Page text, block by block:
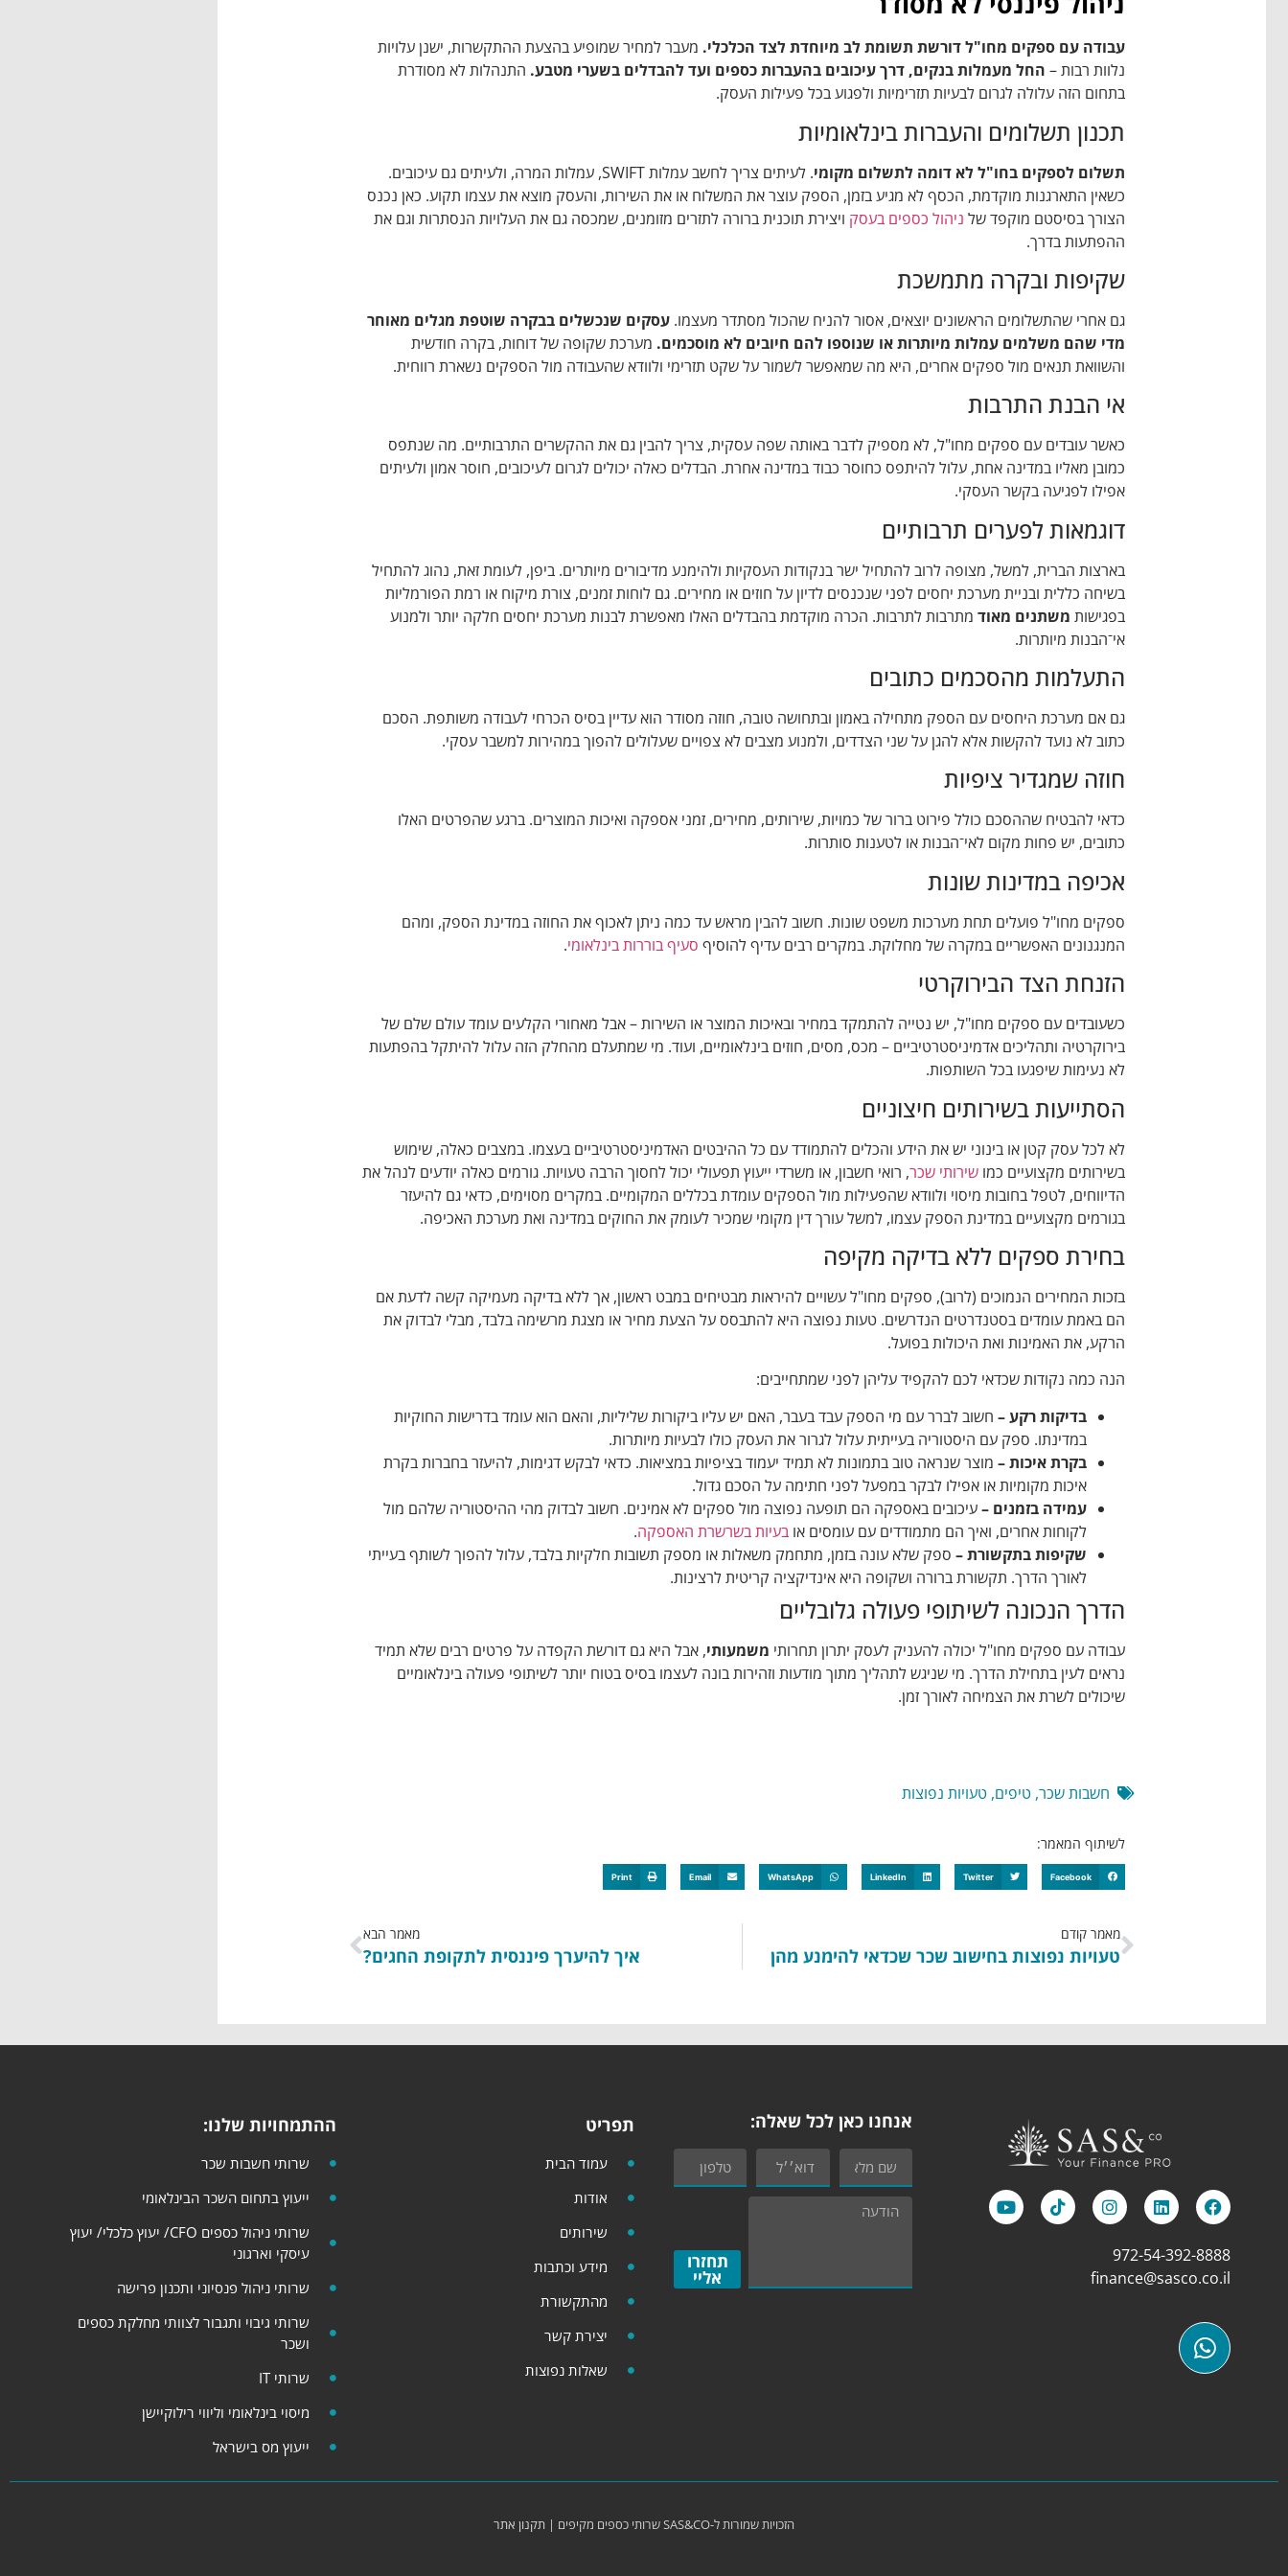
עבודה עם ספקים מחו"ל דורשת תשומת לב מיוחדת לצד הכלכלי. מעבר למחיר שמופיע בהצעת ההתקשרות, ישנן עלויות
נלוות רבות – החל מעמלות בנקים, דרך עיכובים בהעברות כספים ועד להבדלים בשערי מטבע. התנהלות לא מסודרת
בתחום הזה עלולה לגרום לבעיות תזרימיות ולפגוע בכל פעילות העסק.
תכנון תשלומים והעברות בינלאומיות
תשלום לספקים בחו"ל לא דומה לתשלום מקומי
. לעיתים צריך לחשב עמלות SWIFT, עמלות המרה, ולעיתים גם עיכובים.
כשאין התארגנות מוקדמת, הכסף לא מגיע בזמן, הספק עוצר את המשלוח או את השירות, והעסק מוצא את עצמו תקוע. כאן נכנס
הצורך בסיסטם מוקפד של ניהול כספים בעסק ויצירת תוכנית ברורה לתזרים מזומנים, שמכסה גם את העלויות הנסתרות וגם את
ההפתעות בדרך.
שקיפות ובקרה מתמשכת
גם אחרי שהתשלומים הראשונים יוצאים, אסור להניח שהכול מסתדר מעצמו. עסקים שנכשלים בבקרה שוטפת מגלים מאוחר
מדי שהם משלמים עמלות מיותרות או שנוספו להם חיובים לא מוסכמים. מערכת שקופה של דוחות, בקרה חודשית
והשוואת תנאים מול ספקים אחרים, היא מה שמאפשר לשמור על שקט תזרימי ולוודא שהעבודה מול הספקים נשארת רווחית.
אי הבנת התרבות
כאשר עובדים עם ספקים מחו"ל, לא מספיק לדבר באותה שפה עסקית, צריך להבין גם את ההקשרים התרבותיים. מה שנתפס
כמובן מאליו במדינה אחת, עלול להיתפס כחוסר כבוד במדינה אחרת. הבדלים כאלה יכולים לגרום לעיכובים, חוסר אמון ולעיתים
אפילו לפגיעה בקשר העסקי.
דוגמאות לפערים תרבותיים
בארצות הברית, למשל, מצופה לרוב להתחיל ישר בנקודות העסקיות ולהימנע מדיבורים מיותרים. ביפן, לעומת זאת, נהוג להתחיל
בשיחה כללית ובניית מערכת יחסים לפני שנכנסים לדיון על חוזים או מחירים. גם לוחות זמנים, צורת מיקוח או רמת הפורמליות
בפגישות משתנים מאודמתרבות לתרבות. הכרה מוקדמת בהבדלים האלו מאפשרת לבנות מערכת יחסים חלקה יותר ולמנוע
אי־הבנות מיותרות.
התעלמות מהסכמים כתובים
גם אם מערכת היחסים עם הספק מתחילה באמון ובתחושה טובה, חוזה מסודר הוא עדיין בסיס הכרחי לעבודה משותפת. הסכם
כתוב לא נועד להקשות אלא להגן על שני הצדדים, ולמנוע מצבים לא צפויים שעלולים להפוך במהירות למשבר עסקי.
חוזה שמגדיר ציפיות
כדאי להבטיח שההסכם כולל פירוט ברור של כמויות, שירותים, מחירים, זמני אספקה ואיכות המוצרים. ברגע שהפרטים האלו
כתובים, יש פחות מקום לאי־הבנות או לטענות סותרות.
אכיפה במדינות שונות
ספקים מחו"ל פועלים תחת מערכות משפט שונות. חשוב להבין מראש עד כמה ניתן לאכוף את החוזה במדינת הספק, ומהם
המנגנונים האפשריים במקרה של מחלוקת. במקרים רבים עדיף להוסיף סעיף בוררות בינלאומי.
הזנחת הצד הבירוקרטי
כשעובדים עם ספקים מחו"ל, יש נטייה להתמקד במחיר ובאיכות המוצר או השירות – אבל מאחורי הקלעים עומד עולם שלם של
בירוקרטיה ותהליכים אדמיניסטרטיביים – מכס, מסים, חוזים בינלאומיים, ועוד. מי שמתעלם מהחלק הזה עלול להיתקל בהפתעות
לא נעימות שיפגעו בכל השותפות.
הסתייעות בשירותים חיצוניים
לא לכל עסק קטן או בינוני יש את הידע והכלים להתמודד עם כל ההיבטים האדמיניסטרטיביים בעצמו. במצבים כאלה, שימוש
בשירותים מקצועיים כמו שירותי שכר, רואי חשבון, או משרדי ייעוץ תפעולי יכול לחסוך הרבה טעויות. גורמים כאלה יודעים לנהל את
הדיווחים, לטפל בחובות מיסוי ולוודא שהפעילות מול הספקים עומדת בכללים המקומיים. במקרים מסוימים, כדאי גם להיעזר
בגורמים מקצועיים במדינת הספק עצמו, למשל עורך דין מקומי שמכיר לעומק את החוקים במדינה ואת מערכת האכיפה.
בחירת ספקים ללא בדיקה מקיפה
בזכות המחירים הנמוכים (לרוב), ספקים מחו"ל עשויים להיראות מבטיחים במבט ראשון, אך ללא בדיקה מעמיקה קשה לדעת אם
הם באמת עומדים בסטנדרטים הנדרשים. טעות נפוצה היא להתבסס על הצעת מחיר או מצגת מרשימה בלבד, מבלי לבדוק את
הרקע, את האמינות ואת היכולות בפועל.
הנה כמה נקודות שכדאי לכם להקפיד עליהן לפני שמתחייבים:
בדיקות רקע –חשוב לברר עם מי הספק עבד בעבר, האם יש עליו ביקורות שליליות, והאם הוא עומד בדרישות החוקיות
במדינתו. ספק עם היסטוריה בעייתית עלול לגרור את העסק כולו לבעיות מיותרות.
בקרת איכות – מוצר שנראה טוב בתמונות לא תמיד יעמוד בציפיות במציאות. כדאי לבקש דגימות, להיעזר בחברות בקרת
איכות מקומיות או אפילו לבקר במפעל לפני חתימה על הסכם גדול.
עמידה בזמנים –עיכובים באספקה הם תופעה נפוצה מול ספקים לא אמינים. חשוב לבדוק מהי ההיסטוריה שלהם מול
לקוחות אחרים, ואיך הם מתמודדים עם עומסים או בעיות בשרשרת האספקה.
שקיפות בתקשורת – ספק שלא עונה בזמן, מתחמק משאלות או מספק תשובות חלקיות בלבד, עלול להפוך לשותף בעייתי
לאורך הדרך. תקשורת ברורה ושקופה היא אינדיקציה קריטית לרצינות.
הדרך הנכונה לשיתופי פעולה גלובליים
עבודה עם ספקים מחו"ל יכולה להעניק לעסק יתרון תחרותי משמעותי, אבל היא גם דורשת הקפדה על פרטים רבים שלא תמיד
נראים לעין בתחילת הדרך. מי שניגש לתהליך מתוך מודעות וזהירות בונה לעצמו בסיס בטוח יותר לשיתופי פעולה בינלאומיים
שיכולים לשרת את הצמיחה לאורך זמן.
חשבות שכר, טיפים, טעויות נפוצות
לשיתוף המאמר:
Facebook
Twitter
LinkedIn
WhatsApp
Email
Print
מאמר קודם
טעויות נפוצות בחישוב שכר שכדאי להימנע מהן
מאמר הבא
איך להיערך פיננסית לתקופת החגים?
972-54-392-8888
finance@sasco.co.il
אנחנו כאן לכל שאלה:
תחזרו
אליי
תפריט
עמוד הבית
אודות
שירותים
מידע וכתבות
מהתקשורת
יצירת קשר
שאלות נפוצות
ההתמחויות שלנו:
שרותי חשבות שכר
ייעוץ בתחום השכר הבינלאומי
שרותי ניהול כספים CFO/ יעוץ כלכלי​​/ יעוץ
עיסקי וארגוני
שרותי ניהול פנסיוני ותכנון פרישה
שרותי גיבוי ותגבור לצוותי מחלקת כספים
ושכר
שרותי IT
מיסוי בינלאומי וליווי רילוקיישן
ייעוץ מס בישראל
הזכויות שמורות ל-SAS&COשרותי כספים מקיפים | תקנון אתר